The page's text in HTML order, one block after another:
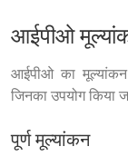
आईपीओ
आईपीओ का
जिनका उपयोग किया
पूर्ण मूल्यांकन